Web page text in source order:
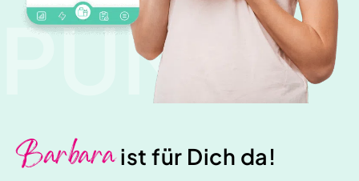
PUNK
Barbaraist für Dich da!